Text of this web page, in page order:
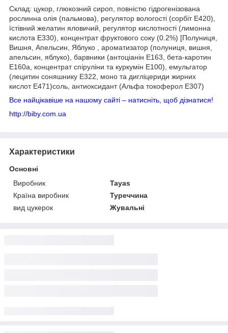
Склад: цукор, глюкозний сироп, повністю гідрогенізована
рослинна олія (пальмова), регулятор вологості (сорбіт Е420),
їстівний желатин яловичий, регулятор кислотності (лимонна
кислота E330), концентрат фруктового соку (0.2%) [Полуниця,
Вишня, Апельсин, Яблуко , ароматизатор (полуниця, вишня,
апельсин, яблуко), барвники (антоціанін E163, бета-каротин
E160a, концентрат спіруліни та куркумін E100), емульгатор
(лецитин соняшнику E322, моно та дигліцериди жирних
кислот E471)соль, антиоксидант (Альфа токоферол Е307)
Все найцікавіше на нашому сайті – натисніть, щоб дізнатися!
http://biby.com.ua
Характеристики
Основні
Виробник
Tayas
Країна виробник
Туреччина
вид цукерок
Жувальні